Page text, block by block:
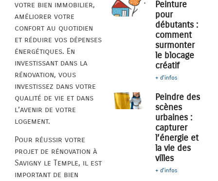
votre bien immobilier,
améliorer votre
confort au quotidien
et réduire vos dépenses
énergétiques. En
investissant dans la
rénovation, vous
investissez dans votre
qualité de vie et dans
l’avenir de votre
logement.
Pour réussir votre
projet de rénovation à
Savigny le Temple, il est
important de bien
Peinture
pour
débutants :
comment
surmonter
le blocage
créatif
+ d'infos
Peindre des
scènes
urbaines :
capturer
l’énergie et
la vie des
villes
+ d'infos